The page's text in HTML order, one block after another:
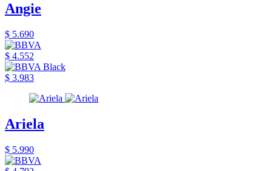
Angie
$ 5.690
$ 4.552
$ 3.983
Ariela
$ 5.990